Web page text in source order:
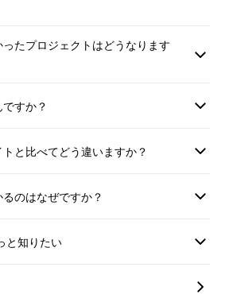
たプロジェクトはどうなります
ですか？
と比べてどう違いますか？
のはなぜですか？
と知りたい